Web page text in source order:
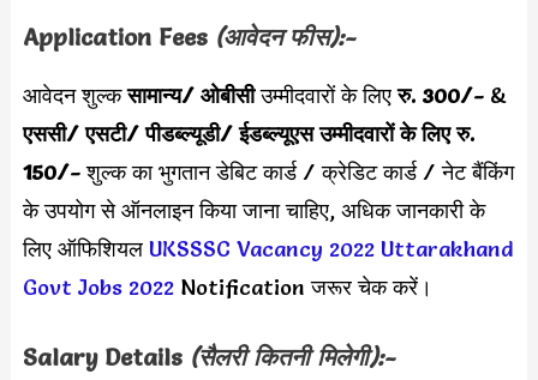
Application Fees (आवेदन फीस):-
आवेदन शुल्कसामान्य/ ओबीसीउम्मीदवारों के लिएरु. 300/-&
एससी/ एसटी/ पीडब्ल्यूडी/ ईडब्ल्यूएस उम्मीदवारों के लिए रु.
150/-शुल्क का भुगतान डेबिट कार्ड / क्रेडिट कार्ड / नेट बैंकिंग
के उपयोग से ऑनलाइन किया जाना चाहिए, अधिक जानकारी के
लिए ऑफिशियल UKSSSC Vacancy 2022 Uttarakhand
Govt Jobs 2022Notification जरूर चेक करें।
Salary Details (सैलरी कितनी मिलेगी):-